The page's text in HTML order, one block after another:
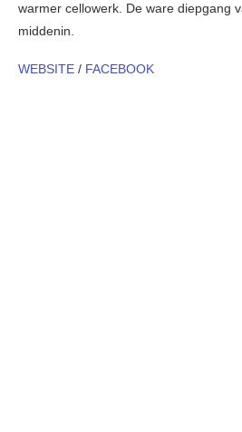
warmer cellowerk. De ware diepgang
middenin.
WEBSITE / FACEBOOK